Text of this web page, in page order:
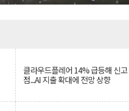
클라우드플레어 14% 급등해 신고
점...AI 지출 확대에 전망 상향